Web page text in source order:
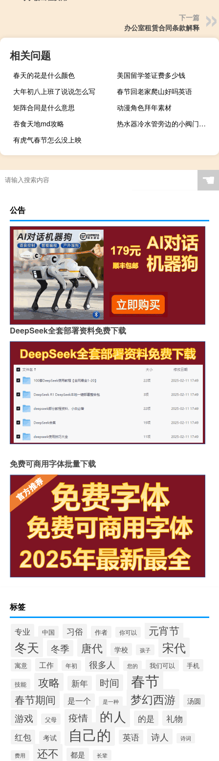
下一篇
办公室租赁合同条款解释
相关问题
春天的花是什么颜色
美国留学签证费多少钱
大年初八上班了说说怎么写
春节回老家爬山好吗英语
矩阵合同是什么意思
动漫角色拜年素材
吞食天地md攻略
热水器冷水管旁边的小阀门漏水
有虎气春节怎么没上映
☚
公告
DeepSeek全套部署资料免费下载
免费可商用字体批量下载
标签
专业 中国 习俗 作者 你可以 元宵节
冬天 冬季 唐代 学校 孩子 宋代
寓意 工作 年初 很多人 您的 我们可以 手机
技能 攻略 新年 时间 春节
春节期间 是一个 是一种 梦幻西游 汤圆
游戏 父母 疫情 的人 的是 礼物
红包 考试 自己的 英语 诗人 诗词
费用 还不 都是 长辈